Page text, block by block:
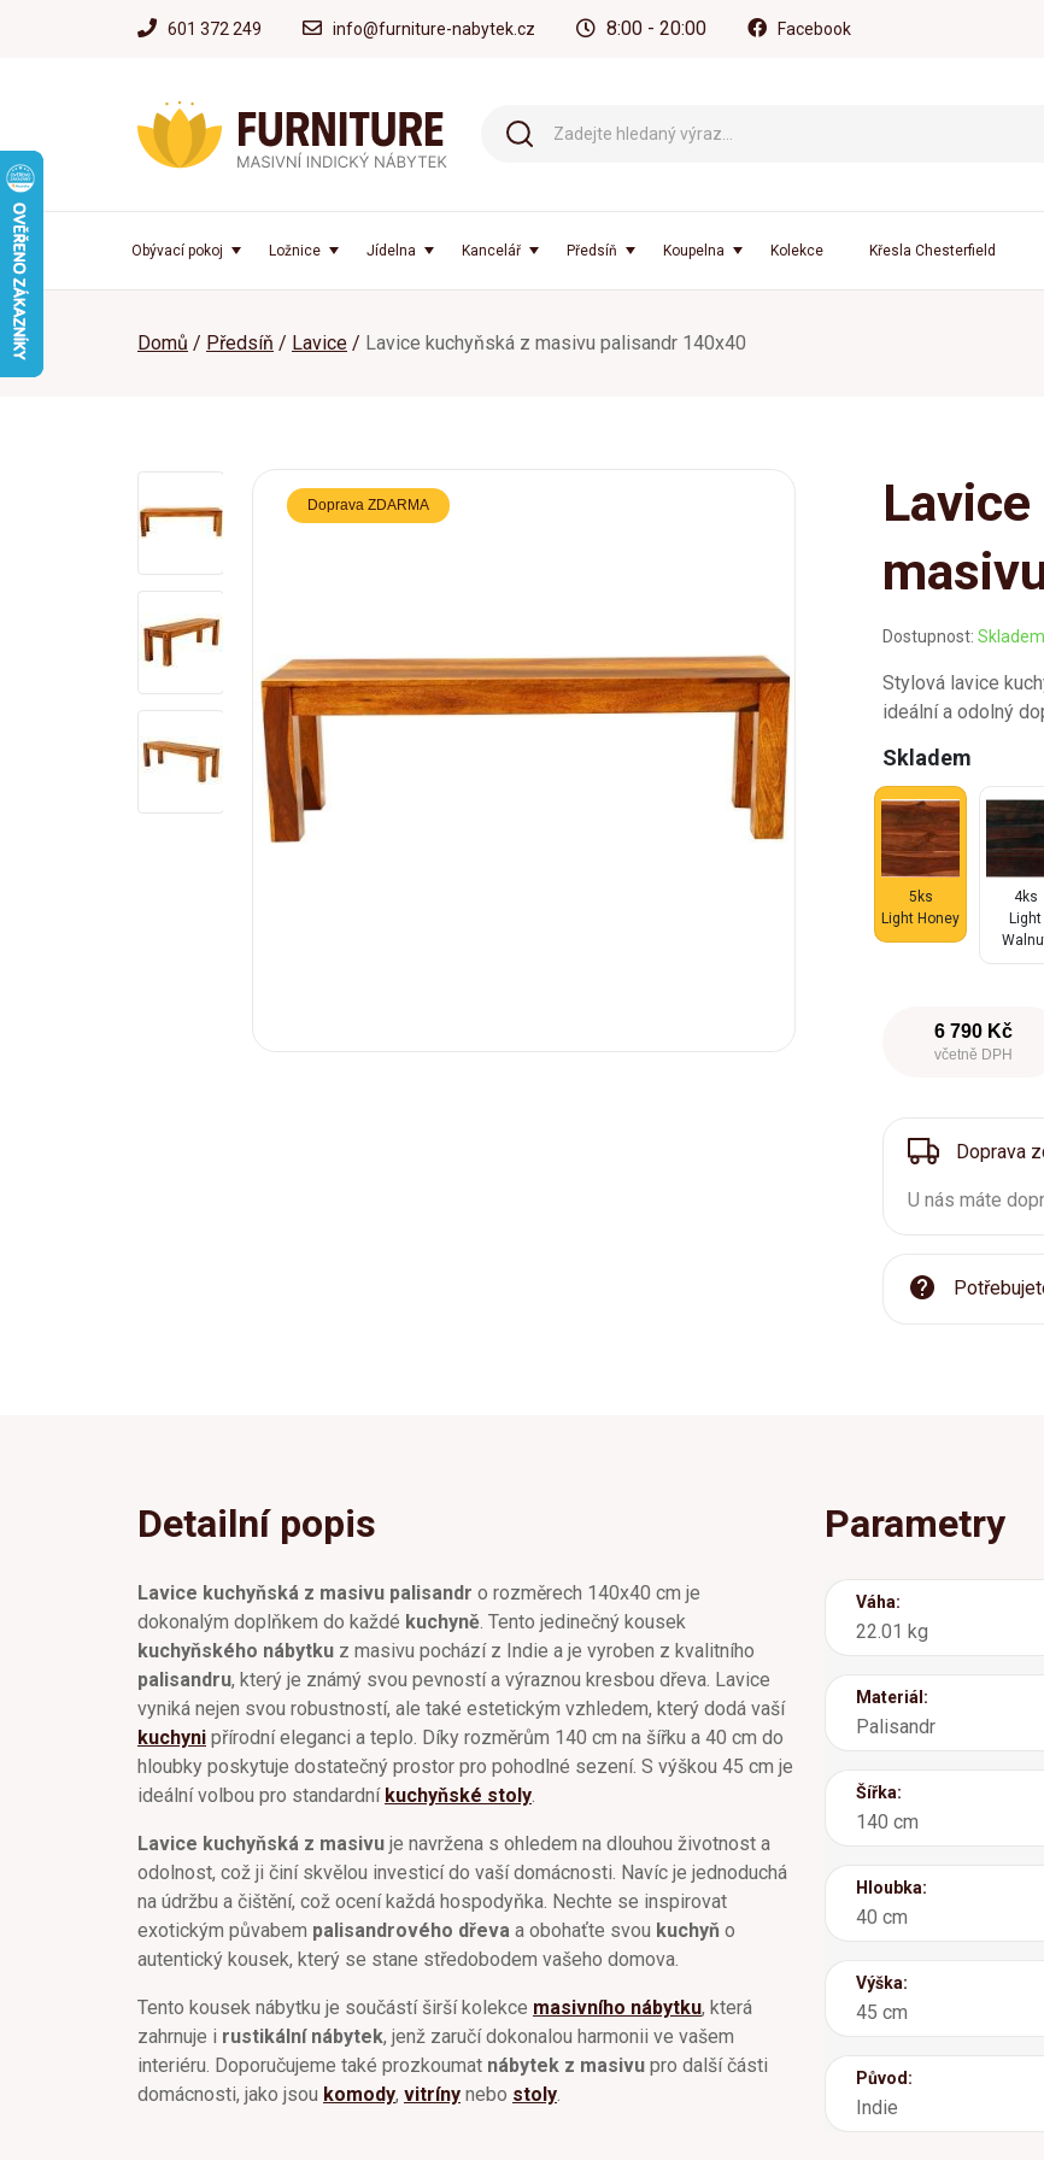
601 372 249 info@furniture-nabytek.cz 8:00 - 20:00 Facebook
Obývací pokoj Ložnice Jídelna Kancelář Předsíň Koupelna Kolekce Křesla Chesterfield
Domů Předsíň Lavice Lavice kuchyňská z masivu palisandr 140x40
Doprava ZDARMA
Dostupnost:
Stylová lavice
ideální a odolný
Skladem
5ks
Light Honey
4ks
Light
6 790 Kč
včetně DPH
Doprava
U nás máte
Detailní popis
Lavice kuchyňská z masivu palisandr o rozměrech 140x40 cm je
dokonalým doplňkem do každé kuchyně . Tento jedinečný kousek
kuchyňského nábytku z masivu pochází z Indie a je vyroben z kvalitního
palisandru, který je známý svou pevností a výraznou kresbou dřeva. Lavice
vyniká nejen svou robustností, ale také estetickým vzhledem, který dodá vaší
kuchyni přírodní eleganci a teplo. Díky rozměrům 140 cm na šířku a 40 cm do
hloubky poskytuje dostatečný prostor pro pohodlné sezení. S výškou 45 cm je
ideální volbou pro standardní kuchyňské stoly
Lavice kuchyňská z masivu je navržena s ohledem na dlouhou životnost a
odolnost, což ji činí skvělou investicí do vaší domácnosti. Navíc je jednoduchá
na údržbu a čištění, což ocení každá hospodyňka. Nechte se inspirovat
exotickým půvabem palisandrového dřeva a obohaťte svou kuchyň o
autentický kousek, který se stane středobodem vašeho domova.
Tento kousek nábytku je součástí širší kolekce masivního nábytku, která
zahrnuje i rustikální nábytek, jenž zaručí dokonalou harmonii ve vašem
interiéru. Doporučujeme také prozkoumat nábytek z masivu pro další části
domácnosti, jako jsou komody, vitríny nebo stoly
Parametry
Váha:
22.01 kg
Materiál:
Palisandr
Šířka:
140 cm
Hloubka:
40 cm
Výška:
45 cm
Původ:
Indie